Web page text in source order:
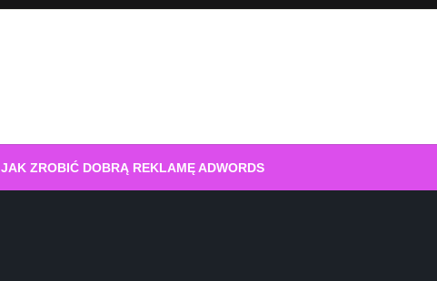
JAK ZROBIĆ DOBRĄ REKLAMĘ ADWORDS